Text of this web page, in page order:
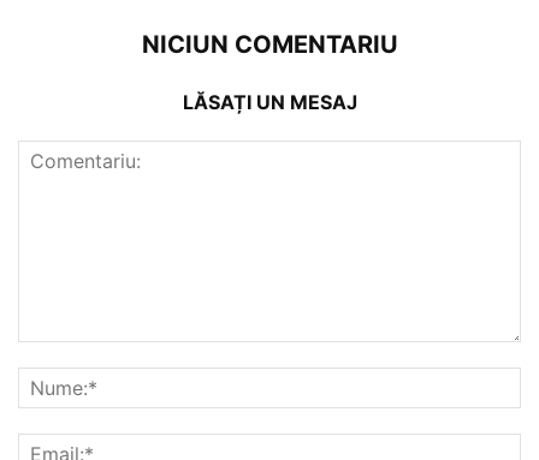
NICIUN COMENTARIU
LĂSAȚI UN MESAJ